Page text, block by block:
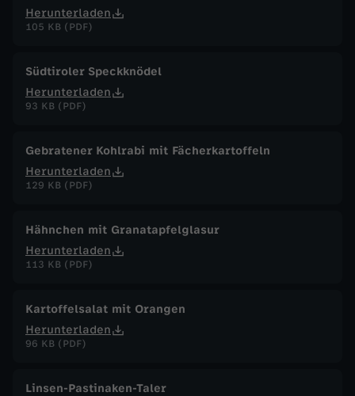
Herunterladen
105 KB (PDF)
Südtiroler Speckknödel
Herunterladen
93 KB (PDF)
Gebratener Kohlrabi mit Fächerkartoffeln
Herunterladen
129 KB (PDF)
Hähnchen mit Granatapfelglasur
Herunterladen
113 KB (PDF)
Kartoffelsalat mit Orangen
Herunterladen
96 KB (PDF)
Linsen-Pastinaken-Taler